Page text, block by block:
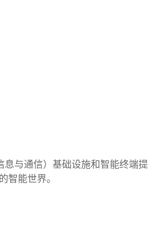
与通信）基础设施和智能终端
智能世界。